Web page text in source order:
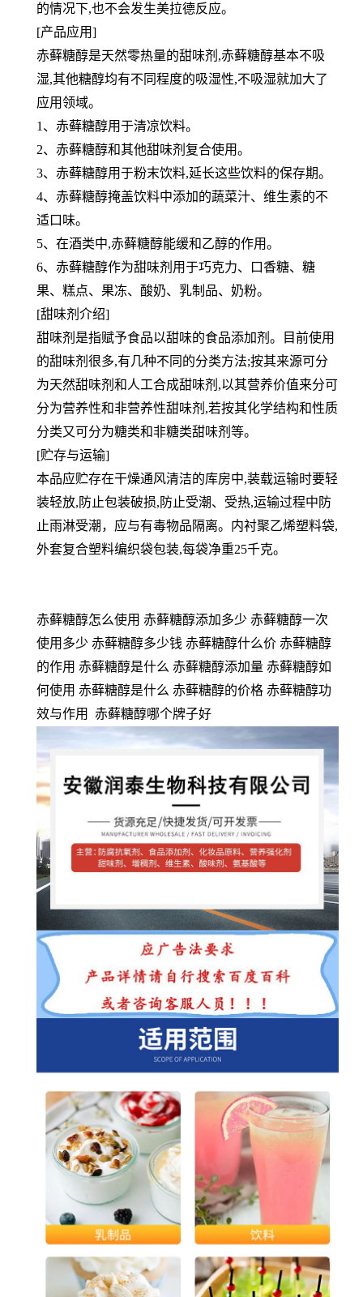
的情况下,也不会发生美拉德反应。
[产品应用]
赤藓糖醇是天然零热量的甜味剂,赤藓糖醇基本不吸
湿,其他糖醇均有不同程度的吸湿性,不吸湿就加大了
应用领域。
1、赤藓糖醇用于清凉饮料。
2、赤藓糖醇和其他甜味剂复合使用。
3、赤藓糖醇用于粉末饮料,延长这些饮料的保存期。
4、赤藓糖醇掩盖饮料中添加的蔬菜汁、维生素的不
适口味。
5、在酒类中,赤藓糖醇能缓和乙醇的作用。
6、赤藓糖醇作为甜味剂用于巧克力、口香糖、糖
果、糕点、果冻、酸奶、乳制品、奶粉。
[甜味剂介绍]
甜味剂是指赋予食品以甜味的食品添加剂。目前使用
的甜味剂很多,有几种不同的分类方法;按其来源可分
为天然甜味剂和人工合成甜味剂,以其营养价值来分可
分为营养性和非营养性甜味剂,若按其化学结构和性质
分类又可分为糖类和非糖类甜味剂等。
[贮存与运输]
本品应贮存在干燥通风清洁的库房中,装载运输时要轻
装轻放,防止包装破损,防止受潮、受热,运输过程中防
止雨淋受潮，应与有毒物品隔离。内衬聚乙烯塑料袋,
外套复合塑料编织袋包装,每袋净重25千克。
赤藓糖醇怎么使用 赤藓糖醇添加多少 赤藓糖醇一次
使用多少 赤藓糖醇多少钱 赤藓糖醇什么价 赤藓糖醇
的作用 赤藓糖醇是什么 赤藓糖醇添加量 赤藓糖醇如
何使用 赤藓糖醇是什么 赤藓糖醇的价格 赤藓糖醇功
效与作用 赤藓糖醇哪个牌子好